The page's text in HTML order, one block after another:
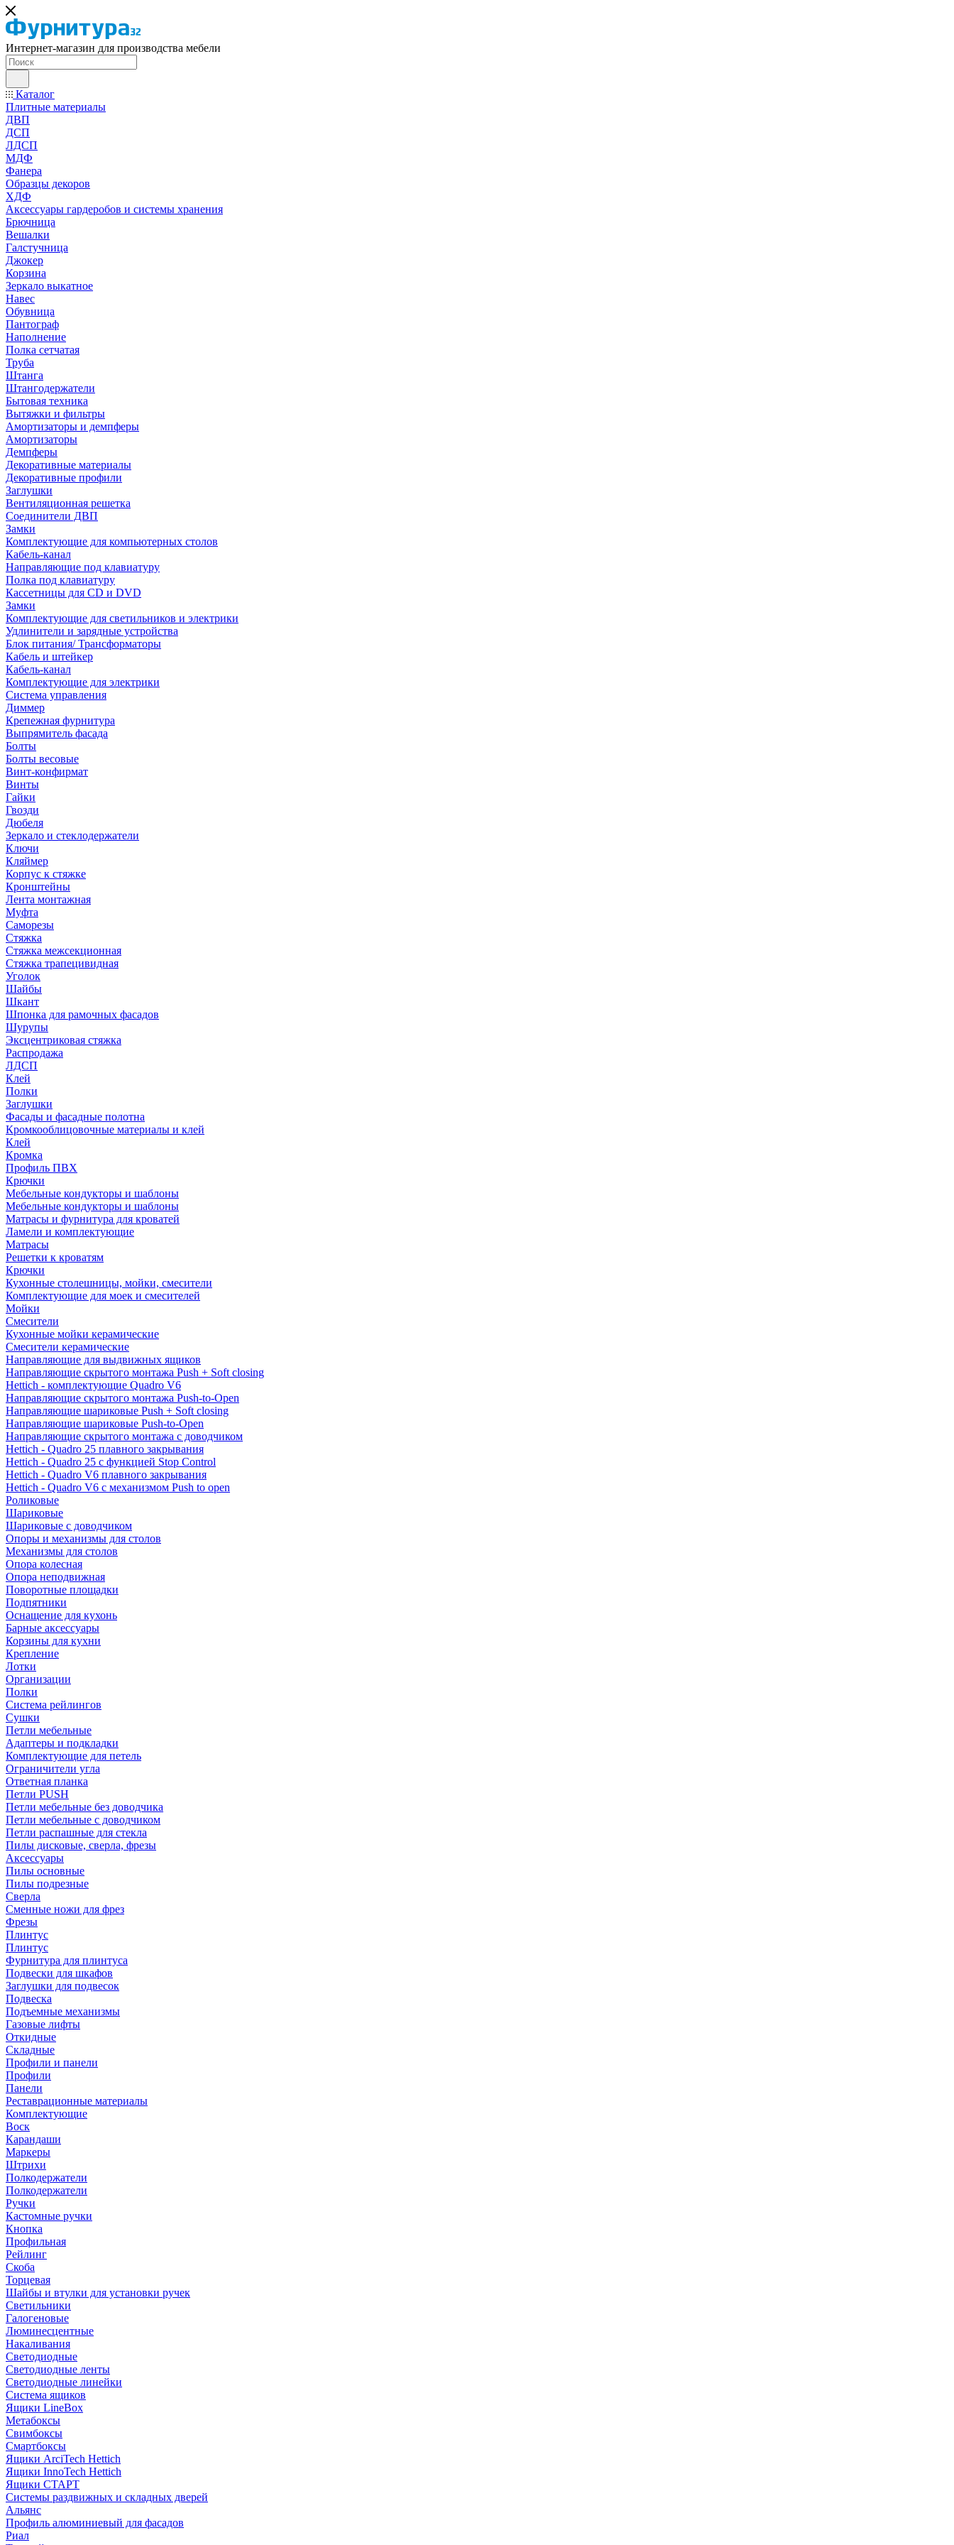
Интернет-магазин для производства мебели
Каталог
Плитные материалы
ДВП
ДСП
ЛДСП
МДФ
Фанера
Образцы декоров
ХДФ
Аксессуары гардеробов и системы хранения
Брючница
Вешалки
Галстучница
Джокер
Корзина
Зеркало выкатное
Навес
Обувница
Пантограф
Наполнение
Полка сетчатая
Труба
Штанга
Штангодержатели
Бытовая техника
Вытяжки и фильтры
Амортизаторы и демпферы
Амортизаторы
Демпферы
Декоративные материалы
Декоративные профили
Заглушки
Вентиляционная решетка
Соединители ДВП
Замки
Комплектующие для компьютерных столов
Кабель-канал
Направляющие под клавиатуру
Полка под клавиатуру
Кассетницы для CD и DVD
Замки
Комплектующие для светильников и электрики
Удлинители и зарядные устройства
Блок питания/ Трансформаторы
Кабель и штейкер
Кабель-канал
Комплектующие для электрики
Система управления
Диммер
Крепежная фурнитура
Выпрямитель фасада
Болты
Болты весовые
Винт-конфирмат
Винты
Гайки
Гвозди
Дюбеля
Зеркало и стеклодержатели
Ключи
Кляймер
Корпус к стяжке
Кронштейны
Лента монтажная
Муфта
Саморезы
Стяжка
Стяжка межсекционная
Стяжка трапецивидная
Уголок
Шайбы
Шкант
Шпонка для рамочных фасадов
Шурупы
Эксцентриковая стяжка
Распродажа
ЛДСП
Клей
Полки
Заглушки
Фасады и фасадные полотна
Кромкооблицовочные материалы и клей
Клей
Кромка
Профиль ПВХ
Крючки
Мебельные кондукторы и шаблоны
Мебельные кондукторы и шаблоны
Матрасы и фурнитура для кроватей
Ламели и комплектующие
Матрасы
Решетки к кроватям
Крючки
Кухонные столешницы, мойки, смесители
Комплектующие для моек и смесителей
Мойки
Смесители
Кухонные мойки керамические
Смесители керамические
Направляющие для выдвижных ящиков
Направляющие скрытого монтажа Push + Soft closing
Hettich - комплектующие Quadro V6
Направляющие скрытого монтажа Push-to-Open
Направляющие шариковые Push + Soft closing
Направляющие шариковые Push-to-Open
Направляющие скрытого монтажа с доводчиком
Hettich - Quadro 25 плавного закрывания
Hettich - Quadro 25 с функцией Stop Control
Hettich - Quadro V6 плавного закрывания
Hettich - Quadro V6 с механизмом Push to open
Роликовые
Шариковые
Шариковые с доводчиком
Опоры и механизмы для столов
Механизмы для столов
Опора колесная
Опора неподвижная
Поворотные площадки
Подпятники
Оснащение для кухонь
Барные аксессуары
Корзины для кухни
Крепление
Лотки
Организации
Полки
Система рейлингов
Сушки
Петли мебельные
Адаптеры и подкладки
Комплектующие для петель
Ограничители угла
Ответная планка
Петли PUSH
Петли мебельные без доводчика
Петли мебельные с доводчиком
Петли распашные для стекла
Пилы дисковые, сверла, фрезы
Аксессуары
Пилы основные
Пилы подрезные
Сверла
Сменные ножи для фрез
Фрезы
Плинтус
Плинтус
Фурнитура для плинтуса
Подвески для шкафов
Заглушки для подвесок
Подвеска
Подъемные механизмы
Газовые лифты
Откидные
Складные
Профили и панели
Профили
Панели
Реставрационные материалы
Комплектующие
Воск
Карандаши
Маркеры
Штрихи
Полкодержатели
Полкодержатели
Ручки
Кастомные ручки
Кнопка
Профильная
Рейлинг
Скоба
Торцевая
Шайбы и втулки для установки ручек
Светильники
Галогеновые
Люминесцентные
Накаливания
Светодиодные
Светодиодные ленты
Светодиодные линейки
Система ящиков
Ящики LineBox
Метабоксы
Свимбоксы
Смартбоксы
Ящики ArciTech Hettich
Ящики InnoTech Hettich
Ящики СТАРТ
Системы раздвижных и складных дверей
Альянс
Профиль алюминиевый для фасадов
Риал